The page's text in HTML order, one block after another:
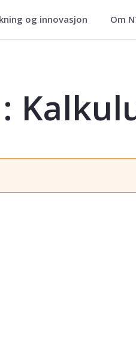
og innovasjon Om
algebra -